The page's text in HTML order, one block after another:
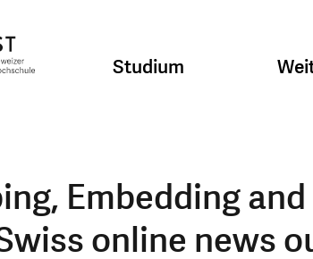
Studium
Embedding
online news